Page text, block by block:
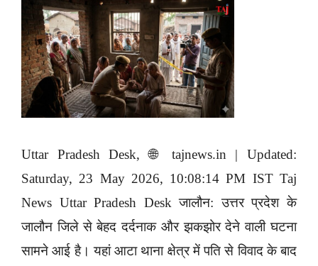
Uttar Pradesh Desk, 🌐 tajnews.in | Updated:
Saturday, 23 May 2026, 10:08:14 PM IST Taj
News Uttar Pradesh Desk जालौन: उत्तर प्रदेश के
जालौन जिले से बेहद दर्दनाक और झकझोर देने वाली घटना
सामने आई है। यहां आटा थाना क्षेत्र में पति से विवाद के बाद